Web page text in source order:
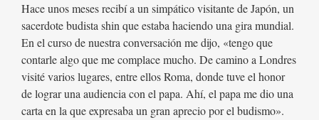
Hace unos meses recibí a un simpático visitante de Japón, un
sacerdote budista shin que estaba haciendo una gira mundial.
En el curso de nuestra conversación me dijo, «tengo que
contarle algo que me complace mucho. De camino a Londres
visité varios lugares, entre ellos Roma, donde tuve el honor
de lograr una audiencia con el papa. Ahí, el papa me dio una
carta en la que expresaba un gran aprecio por el budismo».